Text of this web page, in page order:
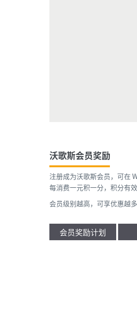
沃歌斯会员奖励
注册成为沃歌斯会员，可在
每消费一元积一分，积分有
会员级别越高，可享优惠越
会员奖励计划